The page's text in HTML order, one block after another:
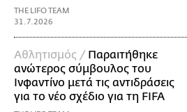
THE LIFO TEAM
31.7.2026
Αθλητισμός / Παραιτήθηκε
ανώτερος σύμβουλος του
Ινφαντίνο μετά τις αντιδράσεις
για το νέο σχέδιο για τη FIFA